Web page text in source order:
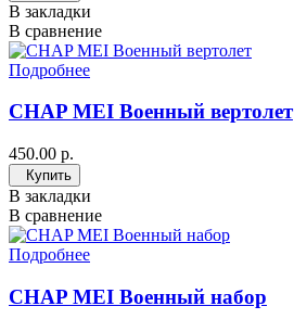
В закладки
В сравнение
Подробнее
CHAP MEI Военный вертолет
450.00 р.
Купить
В закладки
В сравнение
Подробнее
CHAP MEI Военный набор